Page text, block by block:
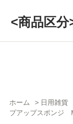
<商品区分
ホーム > 日用雑貨
プアップスポンジ